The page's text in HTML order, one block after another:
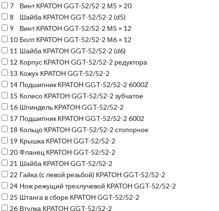
7
Винт КРАТОН GGT-52/52-2 М5 × 20
8
Шайба КРАТОН GGT-52/52-2 (d5)
9
Винт КРАТОН GGT-52/52-2 М5 × 12
10 Болт КРАТОН GGT-52/52-2 М6 × 12
11 Шайба КРАТОН GGT-52/52-2 (d6)
12 Корпус КРАТОН GGT-52/52-2 редуктора
13 Кожух КРАТОН GGT-52/52-2
14 Подшипник КРАТОН GGT-52/52-2 6000Z
15 Колесо КРАТОН GGT-52/52-2 зубчатое
16 Шпиндель КРАТОН GGT-52/52-2
17 Подшипник КРАТОН GGT-52/52-2 6002
18 Кольцо КРАТОН GGT-52/52-2 стопорное
19 Крышка КРАТОН GGT-52/52-2
20 Фланец КРАТОН GGT-52/52-2
21 Шайба КРАТОН GGT-52/52-2
22 Гайка (с левой резьбой) КРАТОН GGT-52/52-2
24 Нож режущий трехлучевой КРАТОН GGT-52/52-2
25 Штанга в сборе КРАТОН GGT-52/52-2
26 Втулка КРАТОН GGT-52/52-2